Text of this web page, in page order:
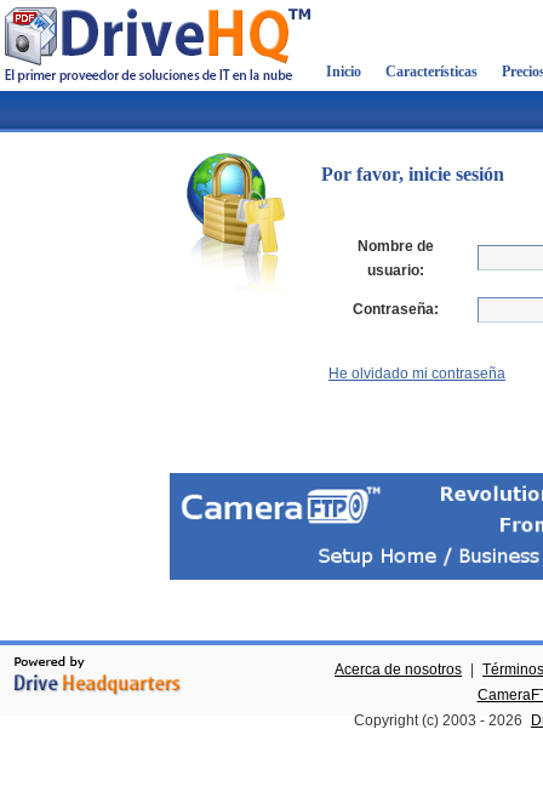
Inicio Características
Por favor, inicie sesión
Nombre de
usuario:
Contraseña:
He olvidado mi contraseña
Acerca de nosotros
Copyright (c) 2003 - 2026